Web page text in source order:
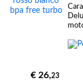
€ 26,23